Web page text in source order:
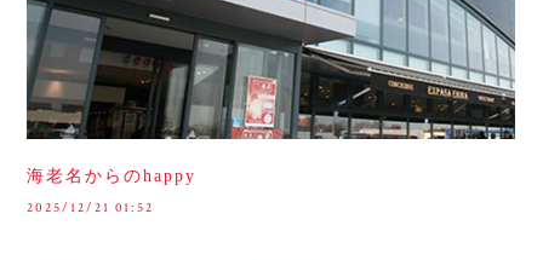
海老名からのhappy
2025/12/21 01:52